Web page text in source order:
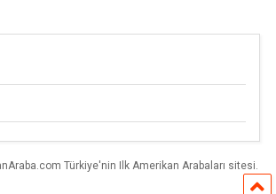
Türkiye'nin Ilk Amerikan Arabaları sitesi.